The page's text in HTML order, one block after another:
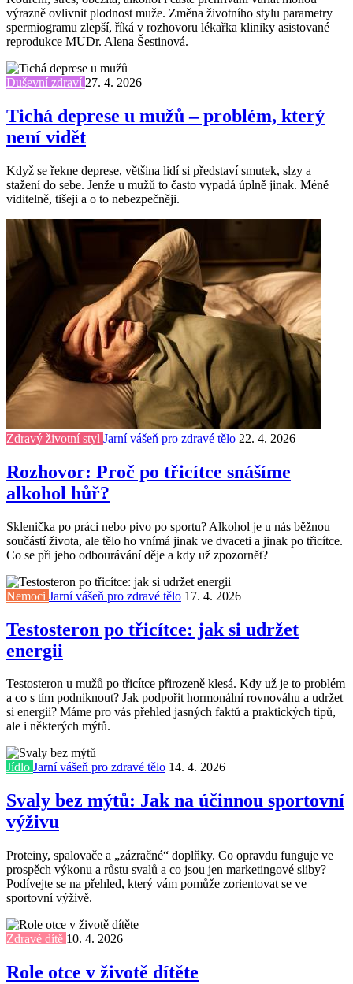
výrazně ovlivnit plodnost muže. Změna životního stylu parametry
spermiogramu zlepší, říká v rozhovoru lékařka kliniky asistované
reprodukce MUDr. Alena Šestinová.
Duševní zdraví 27. 4. 2026
Tichá deprese u mužů – problém, který
není vidět
Když se řekne deprese, většina lidí si představí smutek, slzy a
stažení do sebe. Jenže u mužů to často vypadá úplně jinak. Méně
viditelně, tišeji a o to nebezpečněji.
Zdravý životní styl Jarní vášeň pro zdravé tělo 22. 4. 2026
Rozhovor: Proč po třicítce snášíme
alkohol hůř?
Sklenička po práci nebo pivo po sportu? Alkohol je u nás běžnou
součástí života, ale tělo ho vnímá jinak ve dvaceti a jinak po třicítce.
Co se při jeho odbourávání děje a kdy už zpozornět?
Nemoci Jarní vášeň pro zdravé tělo 17. 4. 2026
Testosteron po třicítce: jak si udržet
energii
Testosteron u mužů po třicítce přirozeně klesá. Kdy už je to problém
a co s tím podniknout? Jak podpořit hormonální rovnováhu a udržet
si energii? Máme pro vás přehled jasných faktů a praktických tipů,
ale i některých mýtů.
Jídlo Jarní vášeň pro zdravé tělo 14. 4. 2026
Svaly bez mýtů: Jak na účinnou sportovní
výživu
Proteiny, spalovače a „zázračné“ doplňky. Co opravdu funguje ve
prospěch výkonu a růstu svalů a co jsou jen marketingové sliby?
Podívejte se na přehled, který vám pomůže zorientovat se ve
sportovní výživě.
Zdravé dítě 10. 4. 2026
Role otce v životě dítěte